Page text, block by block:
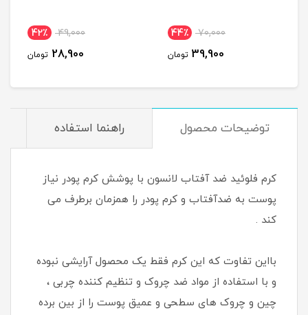
70,000 44٪
39,900 تومان
49,000 42٪
28,900 تومان
توضیحات محصول راهنما استفاده
کرم فلوئید ضد آفتاب لانسون با پوشش کرم پودر نیاز
پوست به ضدآفتاب و کرم پودر را همزمان برطرف می
کند .
بااین تفاوت که این کرم فقط یک محصول آرایشی نبوده
و با استفاده از مواد ضد چروک و تنظیم کننده چربی ،
چین و چروک های سطحی و عمیق پوست را از بین برده